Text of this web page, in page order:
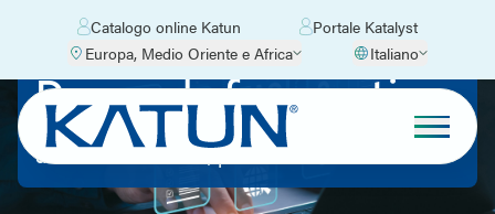
Catalogo online Katun
Portale Katalyst
Europa, Medio Oriente e Africa
Italiano
Domande frequenti
Ottenete le risposte alle domande più frequenti
dei nostri rivenditori, partner e clienti.